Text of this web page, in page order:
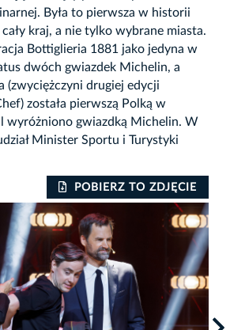
Była to pierwsza w historii
kraj, a nie tylko wybrane miasta.
Bottiglieria 1881 jako jedyna w
dwóch gwiazdek Michelin, a
(zwyciężczyni drugiej edycji
została pierwszą Polką w
wyróżniono gwiazdką Michelin. W
Minister Sportu i Turystyki
POBIERZ TO ZDJĘCIE